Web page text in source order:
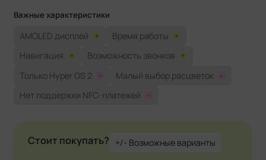
Важные характеристики
AMOLED дисплей + Время работы
+
Навигация + Возможность звонков +
Только Hyper OS 2
- Малый выбор расцветок
-
Нет поддержки NFC-платежей
-
Стоит покупать? +/- Возможные варианты